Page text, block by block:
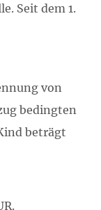
Seit dem 1.
von
bedingten
beträgt